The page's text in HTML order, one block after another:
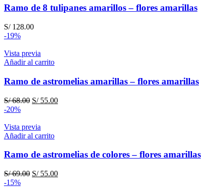
Ramo de 8 tulipanes amarillos – flores amarillas
S/128.00
-19%
Vista previa
Añadir al carrito
Ramo de astromelias amarillas – flores amarillas
S/68.00 El
era:
S/ 68.00.
S/55.00El
-20%
Vista previa
Añadir al carrito
Ramo de astromelias de colores – flores amarillas
S/69.00 El
S/55.00El
-15%